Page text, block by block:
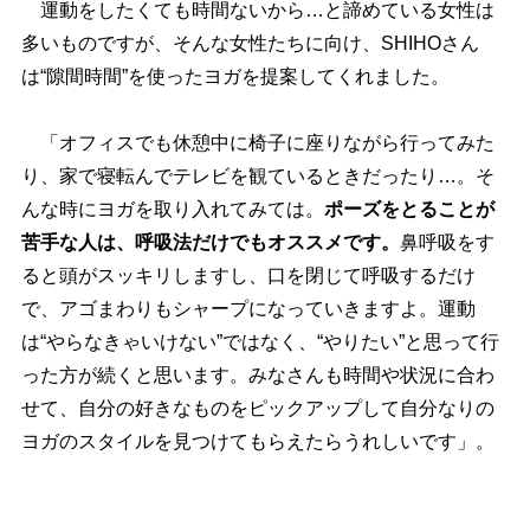
運動をしたくても時間ないから…と諦めている女性は
多いものですが、そんな女性たちに向け、SHIHOさん
は“隙間時間”を使ったヨガを提案してくれました。
「オフィスでも休憩中に椅子に座りながら行ってみた
り、家で寝転んでテレビを観ているときだったり…。そ
んな時にヨガを取り入れてみては。 ポーズをとることが
苦手な人は、呼吸法だけでもオススメです。 鼻呼吸をす
ると頭がスッキリしますし、口を閉じて呼吸するだけ
で、アゴまわりもシャープになっていきますよ。運動
は“やらなきゃいけない”ではなく、“やりたい”と思って行
った方が続くと思います。みなさんも時間や状況に合わ
せて、自分の好きなものをピックアップして自分なりの
ヨガのスタイルを見つけてもらえたらうれしいです」。